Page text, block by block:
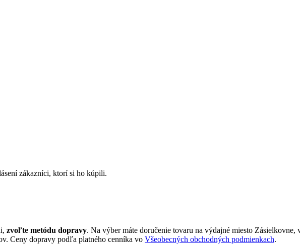
zákazníci, ktorí si ho kúpili.
zvoľte metódu dopravy. Na výber máte doručenie tovaru na výdajné miesto
Ceny dopravy podľa platného cenníka vo Všeobecných obchodných podmienkach.